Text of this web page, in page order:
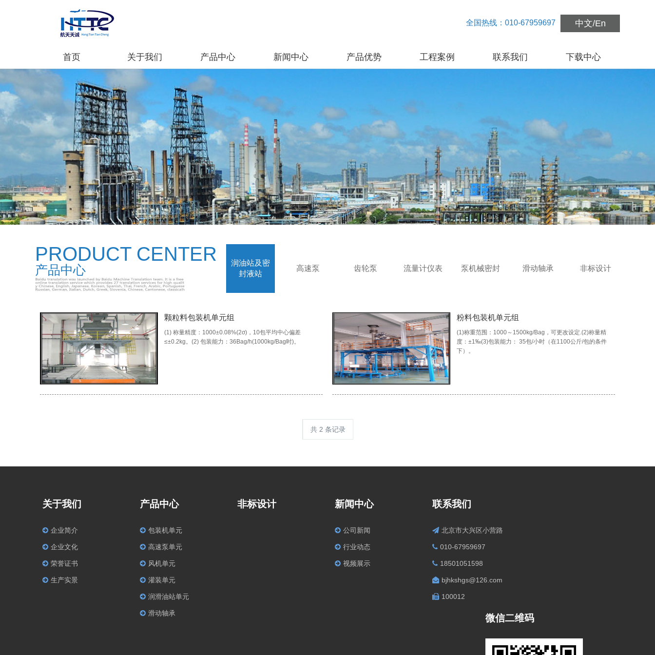
中文/En
全国热线：010-67959697
首页 关于我们 产品中心 新闻中心 产品优势 工程案例 联系我们 下载中心
PRODUCT CENTER
产品中心
润油站及密
封液站
高速泵 齿轮泵 流量计仪表 泵机械密封 滑动轴承 非标设计
颗粒料包装机单元组
(1) 称量精度：1000±0.08%(2σ)，10包平均中心偏差
≤±0.2kg。(2) 包装能力：36Bag/h(1000kg/Bag时)。
粉料包装机单元组
(1)称重范围：1000～1500kg/Bag，可更改设定.(2)称量精
度：±1‰(3)包装能力： 35包/小时（在1100公斤/包的条件
下）。
共 2 条记录
关于我们
企业简介
企业文化
荣誉证书
生产实景
产品中心
包装机单元
高速泵单元
风机单元
灌装单元
润滑油站单元
滑动轴承
非标设计 新闻中心
公司新闻
行业动态
视频展示
联系我们
北京市大兴区小营路
010-67959697
18501051598
bjhkshgs@126.com
100012
微信二维码